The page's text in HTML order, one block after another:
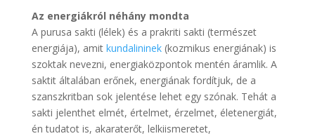
Az energiákról néhány mondta
A purusa sakti (lélek) és a prakriti sakti (természet
energiája), amit kundalininek(kozmikus energiának) is
szoktak nevezni, energiaközpontok mentén áramlik. A
saktit általában erőnek, energiának fordítjuk, de a
szanszkritban sok jelentése lehet egy szónak. Tehát a
sakti jelenthet elmét, értelmet, érzelmet, életenergiát,
én tudatot is, akaraterőt, lelkiismeretet,